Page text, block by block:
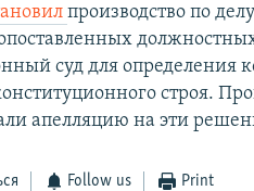
производство по
суд для определения
строя.
апелляцию на эти
Follow us Print